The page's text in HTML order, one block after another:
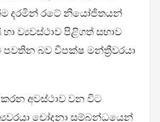
දරමින් රටේ නියෝජිතයන්
ව්‍යවස්ථාව පිළිගත් සභාව
බව විපක්ෂ මන්ත්‍රීවරයා
අවස්ථාව වන විට
චෝදනා සම්බන්ධයෙන්